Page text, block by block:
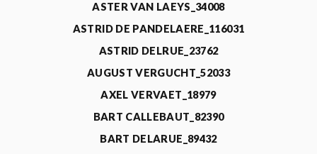
ASTER VAN LAEYS_34008
ASTRID DE PANDELAERE_116031
ASTRID DELRUE_23762
AUGUST VERGUCHT_52033
AXEL VERVAET_18979
BART CALLEBAUT_82390
BART DELARUE_89432